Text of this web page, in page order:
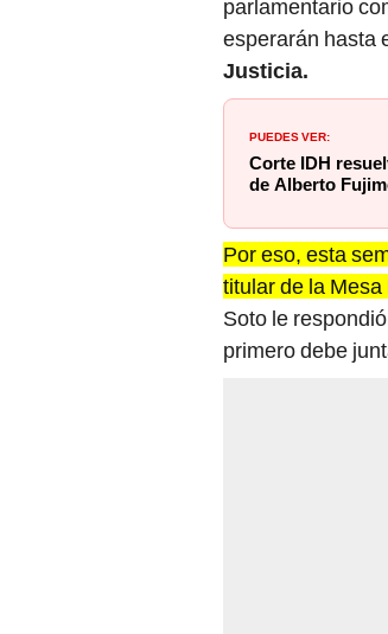
esperarán hasta
Justicia.
Corte IDH
de Alberto
Por eso, esta
titular de la
Soto le
primero debe